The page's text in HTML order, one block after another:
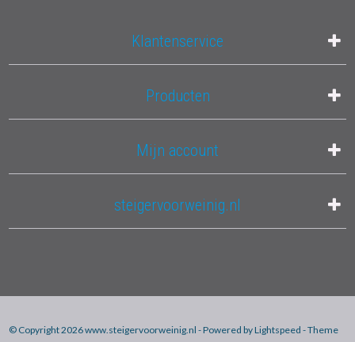
Klantenservice
Producten
Mijn account
steigervoorweinig.nl
© Copyright 2026 www.steigervoorweinig.nl - Powered byLightspeed - Theme